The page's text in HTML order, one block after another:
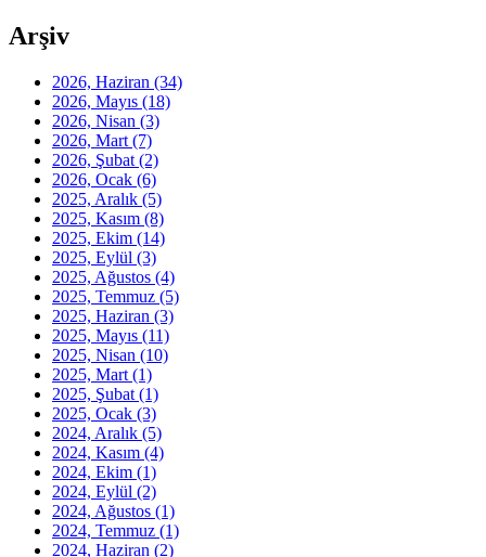
Arşiv
2026, Haziran (34)
2026, Mayıs (18)
2026, Nisan (3)
2026, Mart (7)
2026, Şubat (2)
2026, Ocak (6)
2025, Aralık (5)
2025, Kasım (8)
2025, Ekim (14)
2025, Eylül (3)
2025, Ağustos (4)
2025, Temmuz (5)
2025, Haziran (3)
2025, Mayıs (11)
2025, Nisan (10)
2025, Mart (1)
2025, Şubat (1)
2025, Ocak (3)
2024, Aralık (5)
2024, Kasım (4)
2024, Ekim (1)
2024, Eylül (2)
2024, Ağustos (1)
2024, Temmuz (1)
2024, Haziran (2)